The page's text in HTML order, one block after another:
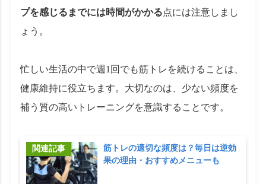
プを感じるまでには時間がかかる点には注意しまし
ょう。
忙しい生活の中で週1回でも筋トレを続けることは、
健康維持に役立ちます。大切なのは、少ない頻度を
補う質の高いトレーニングを意識することです。
筋トレの適切な頻度は？毎日は逆効
果の理由・おすすめメニューも